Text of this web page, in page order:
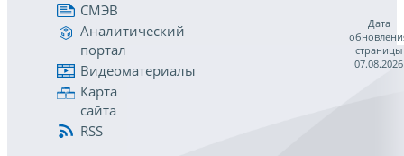
СМЭВ
Аналитический
портал
Видеоматериалы
Карта
сайта
RSS
Дата
страницы
07.08.2026